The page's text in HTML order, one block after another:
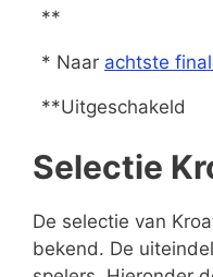
**
* Naar achtste
**Uitgeschakeld
Selectie
De selectie van
bekend. De